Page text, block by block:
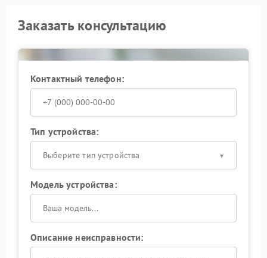
Заказать консультацию
Контактный телефон:
Тип устройства:
Выберите тип устройства
Модель устройства:
Описание неисправности: